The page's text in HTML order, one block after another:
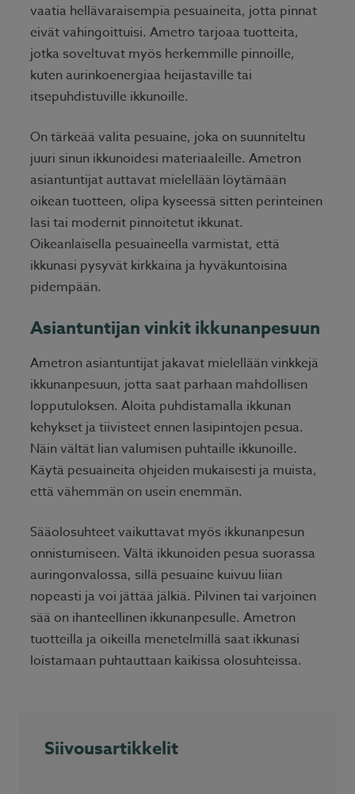
vaatia hellävaraisempia pesuaineita, jotta pinnat
eivät vahingoittuisi. Ametro tarjoaa tuotteita,
jotka soveltuvat myös herkemmille pinnoille,
kuten aurinkoenergiaa heijastaville tai
itsepuhdistuville ikkunoille.
On tärkeää valita pesuaine, joka on suunniteltu
juuri sinun ikkunoidesi materiaaleille. Ametron
asiantuntijat auttavat mielellään löytämään
oikean tuotteen, olipa kyseessä sitten perinteinen
lasi tai modernit pinnoitetut ikkunat.
Oikeanlaisella pesuaineella varmistat, että
ikkunasi pysyvät kirkkaina ja hyväkuntoisina
pidempään.
Asiantuntijan vinkit ikkunanpesuun
Ametron asiantuntijat jakavat mielellään vinkkejä
ikkunanpesuun, jotta saat parhaan mahdollisen
lopputuloksen. Aloita puhdistamalla ikkunan
kehykset ja tiivisteet ennen lasipintojen pesua.
Näin vältät lian valumisen puhtaille ikkunoille.
Käytä pesuaineita ohjeiden mukaisesti ja muista,
että vähemmän on usein enemmän.
Sääolosuhteet vaikuttavat myös ikkunanpesun
onnistumiseen. Vältä ikkunoiden pesua suorassa
auringonvalossa, sillä pesuaine kuivuu liian
nopeasti ja voi jättää jälkiä. Pilvinen tai varjoinen
sää on ihanteellinen ikkunanpesulle. Ametron
tuotteilla ja oikeilla menetelmillä saat ikkunasi
loistamaan puhtauttaan kaikissa olosuhteissa.
Siivousartikkelit